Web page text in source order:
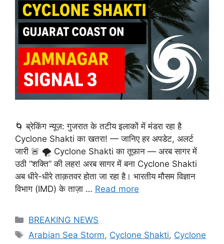
🌀 ब्रेकिंग न्यूज़: गुजरात के तटीय इलाकों में मंडरा रहा है
Cyclone Shakti का खतरा! — जानिए हर अपडेट, अलर्ट
जारी 🚨 🌪️ Cyclone Shakti का तूफ़ान — अरब सागर में
उठी “शक्ति” की लहर! अरब सागर में बना Cyclone Shakti
अब धीरे-धीरे ताक़तवर होता जा रहा है। भारतीय मौसम विज्ञान
विभाग (IMD) के ताज़ा … Read more
Categories
BREAKING NEWS
Tags
Arabian Sea Storm, Cyclone Shakti, Cyclone